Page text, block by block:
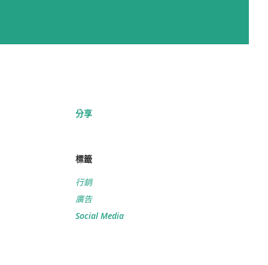
分享
標籤
行銷
廣告
Social Media